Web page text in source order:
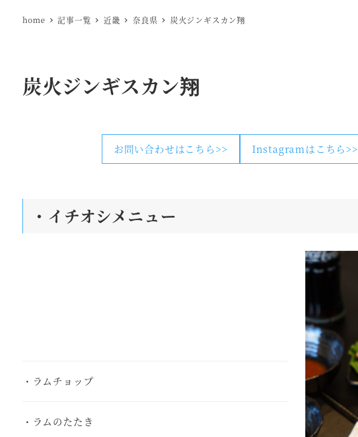
home 記事一覧 近畿 奈良県 炭火ジンギスカン翔
炭火ジンギスカン翔
お問い合わせはこちら>> Instagramはこちら>>
・ イチオシメニュー
・ラムチョップ
・ラムのたたき